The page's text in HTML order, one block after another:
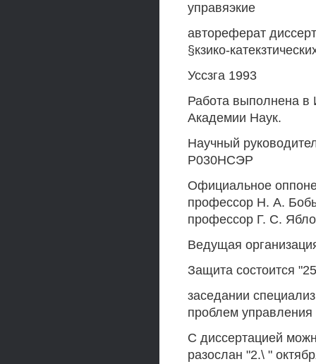
управяэкие
автореферат
§кзико-
Уссзга 1993
Работа выполнена в
Академии Наук.
Научный
Р030НСЭР
Официальное
профессор Н. А.
профессор Г. С.
Ведущая
Защита состоится
заседании
проблем
С диссертацией
разослан "2.\ "